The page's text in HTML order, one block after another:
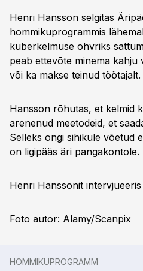
Henri Hansson selgitas
hommikuprogrammis
küberkelmuse ohvriks
peab ettevõte minema
või ka makse teinud töötajalt.
Hansson rõhutas, et kelmid
arenenud meetodeid, et
Selleks ongi sihikule võetud
on ligipääs äri pangakontole.
Henri Hanssonit
Foto autor: Alamy/Scanpix
HOMMIKUPROGRAMM